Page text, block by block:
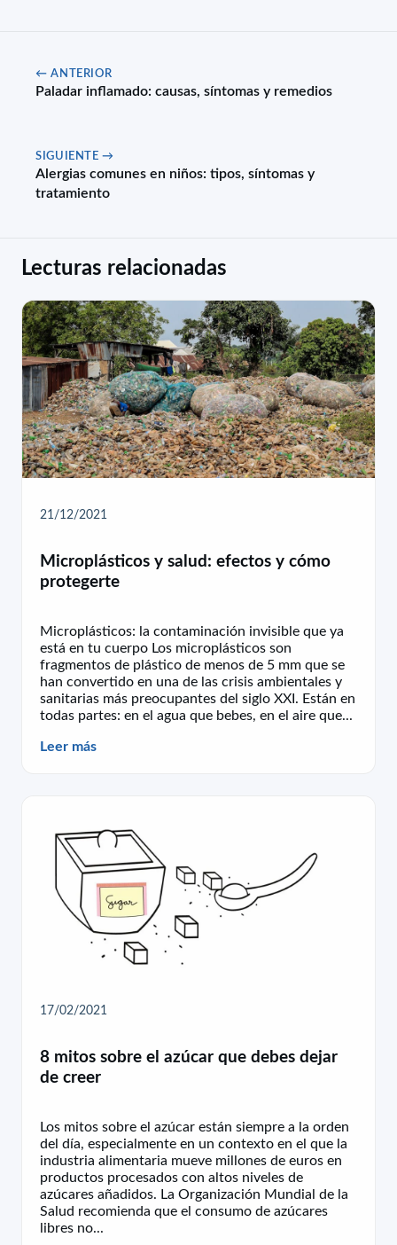
← ANTERIOR
Paladar inflamado: causas, síntomas y remedios
SIGUIENTE →
Alergias comunes en niños: tipos, síntomas y
tratamiento
Lecturas relacionadas
21/12/2021
Microplásticos y salud: efectos y cómo
protegerte
Microplásticos: la contaminación invisible que ya
está en tu cuerpo Los microplásticos son
fragmentos de plástico de menos de 5 mm que se
han convertido en una de las crisis ambientales y
sanitarias más preocupantes del siglo XXI. Están en
todas partes: en el agua que bebes, en el aire que...
Leer más
17/02/2021
8 mitos sobre el azúcar que debes dejar
de creer
Los mitos sobre el azúcar están siempre a la orden
del día, especialmente en un contexto en el que la
industria alimentaria mueve millones de euros en
productos procesados con altos niveles de
azúcares añadidos. La Organización Mundial de la
Salud recomienda que el consumo de azúcares
libres no...